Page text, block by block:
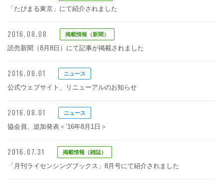
「たびまる東京」にて紹介されました
2016.08.08 掲載情報（新聞）
読売新聞（8月8日）にて記事が掲載されました
2016.08.01 ニュース
公式ウェブサイト、リニューアルのお知らせ
2016.08.01 ニュース
協会員、追加発表＜’16年8月1日＞
2016.07.31 掲載情報（雑誌）
「月刊ライセンシングブックス」8月号にて紹介されました